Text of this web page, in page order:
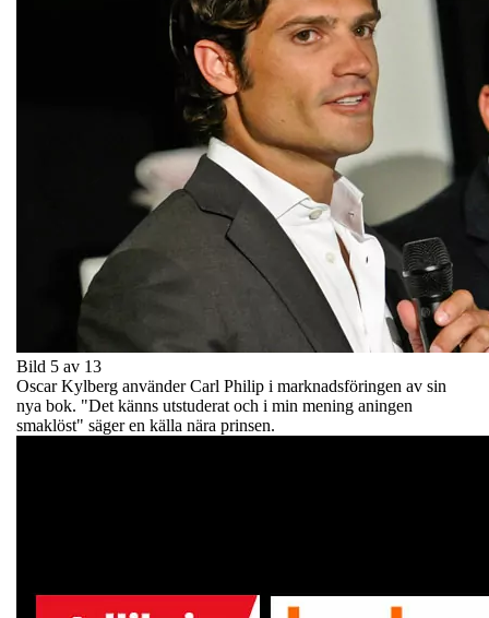
Bild 5 av 13
Oscar Kylberg använder Carl Philip i marknadsföringen av sin
nya bok. "Det känns utstuderat och i min mening aningen
smaklöst" säger en källa nära prinsen.